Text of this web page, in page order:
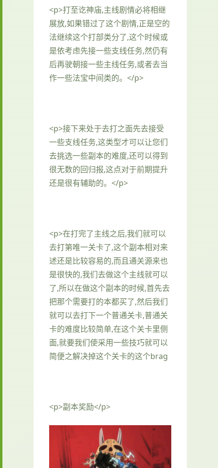
<p>打至讫神庙,主线剧情必将相继
展放,如果错过了这个剧情,正是空的
法继续这个打部类分了,这个时候或
是依考虑先接一些支线任务,然仍有
后再驶朝接一些主线任务,或者去当
作一些法宝中间类的。</p>
<p>接下来处于去打之面先去接受
一些支线任务,这类型才可以让您们
去挑选一些副本的难度,还可以得到
很无数的回归报,这点对于前期提升
还是很有辅助的。</p>
<p>在打完了主线之后,我们就可以
去打第唯一关卡了,这个副本相对来
述还是比较容易的,而且通关源来也
是很快的,我们去做这个主线就可以
了,所以在做这个副本的时候,首先去
把那个需要打的本都买了,然后我们
就可以去打下一个普通关卡,普通关
卡的难度比较简单,在这个关卡里侧
面,就要我们使采用一些技巧就可以
简便之解决掉这个关卡的这个brag
<p>副本奖励</p>